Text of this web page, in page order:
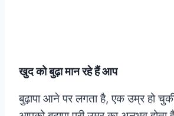
खुद को बुढ़ा मान रहे हैं आप
बुढ़ापा आने पर लगता है, एक उम्र हो